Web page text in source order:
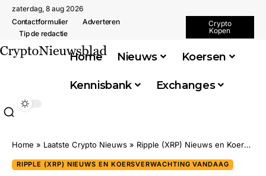
zaterdag, 8 aug 2026
Contactformulier
Adverteren
Tip de redactie
Crypto
Kopen
Home Nieuws Koersen
Kennisbank Exchanges
Home » Laatste Crypto Nieuws » Ripple (XRP) Nieuws en Koersverwachting Vandaag
RIPPLE (XRP) NIEUWS EN KOERSVERWACHTING VANDAAG